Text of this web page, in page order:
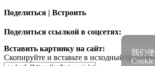
Поделиться | Встроить
Поделиться ссылкой в соцсетях:
Вставить картинку на сайт:
Скопируйте и вставьте в исходный код
我们
Cookie